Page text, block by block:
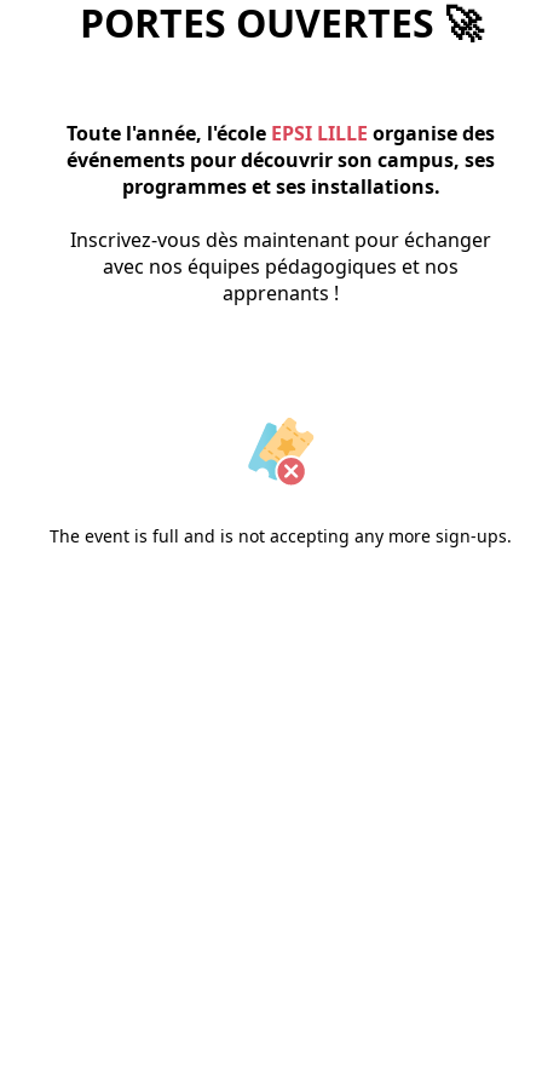
PORTES OUVERTES 🚀
Toute l'année, l'école EPSI LILLE organise des
événements pour découvrir son campus, ses
programmes et ses installations.
Inscrivez-vous dès maintenant pour échanger
avec nos équipes pédagogiques et nos
apprenants !
The event is full and is not accepting any more sign-ups.